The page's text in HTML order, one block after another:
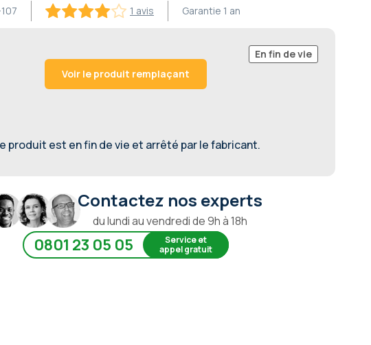
1 avis Garantie 1 an
En fin de vie
Voir le produit remplaçant
produit est en fin de vie et arrêté par le fabricant.
Contactez nos experts
du lundi au vendredi de 9h à 18h
0801 23 05 05
Service et
appel gratuit